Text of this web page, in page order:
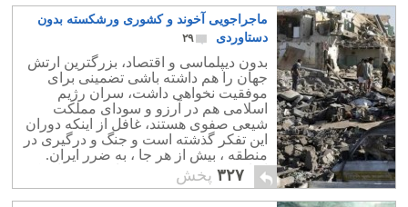
ماجراجویی آخوند و کشوری ورشکسته بدون
دستاوردی
۲۹
بدون دیپلماسی و اقتصاد، بزرگترین ارتش
جهان را هم داشته باشی تضمینی برای
موفقیت نخواهی داشت، سران رژیم
اسلامی هم در آرزو و سودای مملکت
شیعی صفوی هستند، غافل از اینکه دوران
این تفکر گذشته است و جنگ و درگیری در
منطقه ، بیش از هر جا ، به ضرر ایران.
ایرانی که نه ذخایر ارزی دارد و نه توان یک
درگیری نظامی.
۳۲۷ پخش